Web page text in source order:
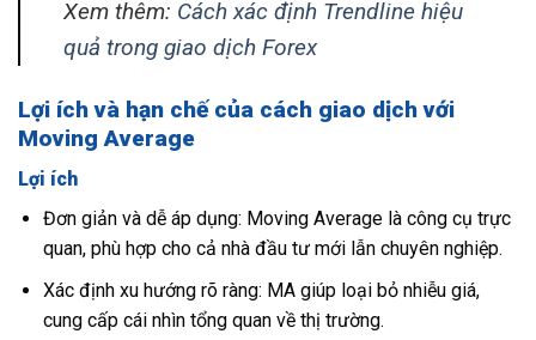
Xem thêm: Cách xác định Trendline hiệu
quả trong giao dịch Forex
Lợi ích và hạn chế của cách giao dịch với
Moving Average
Lợi ích
Đơn giản và dễ áp dụng: Moving Average là công cụ trực
quan, phù hợp cho cả nhà đầu tư mới lẫn chuyên nghiệp.
Xác định xu hướng rõ ràng: MA giúp loại bỏ nhiễu giá,
cung cấp cái nhìn tổng quan về thị trường.